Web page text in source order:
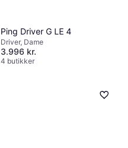
Ping Driver G LE 4
Driver, Dame
3.996 kr.
4 butikker